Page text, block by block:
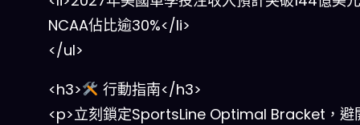
NCAA佔比逾30%</li>
</ul>
<h3>
行動指南</h3>
<p>立刻鎖定SportsLine Optimal Bracket，避